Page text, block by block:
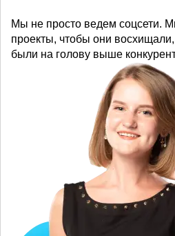
Мы не просто ведем соцсети.
проекты, чтобы они
были на голову выше